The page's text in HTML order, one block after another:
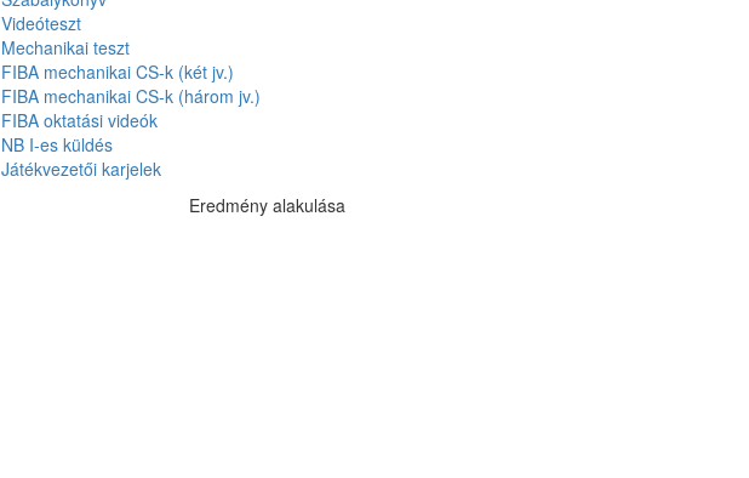
Videóteszt
Mechanikai teszt
FIBA mechanikai CS-k (két jv.)
FIBA mechanikai CS-k (három jv.)
FIBA oktatási videók
NB I-es küldés
Játékvezetői karjelek
Eredmény alakulása